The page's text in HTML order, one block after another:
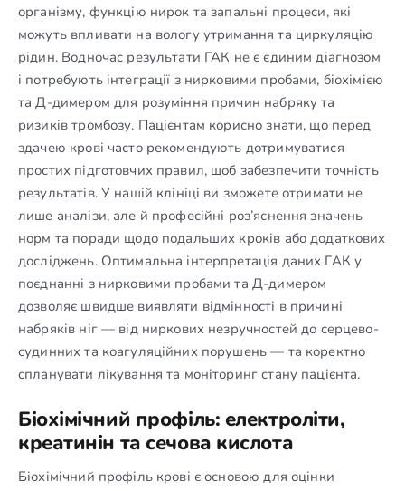
організму, функцію нирок та запальні процеси, які
можуть впливати на вологу утримання та циркуляцію
рідин. Водночас результати ГАК не є єдиним діагнозом
і потребують інтеграції з нирковими пробами, біохімією
та Д-димером для розуміння причин набряку та
ризиків тромбозу. Пацієнтам корисно знати, що перед
здачею крові часто рекомендують дотримуватися
простих підготовчих правил, щоб забезпечити точність
результатів. У нашій клініці ви зможете отримати не
лише аналізи, але й професійні роз’яснення значень
норм та поради щодо подальших кроків або додаткових
досліджень. Оптимальна інтерпретація даних ГАК у
поєднанні з нирковими пробами та Д-димером
дозволяє швидше виявляти відмінності в причині
набряків ніг — від ниркових незручностей до серцево-
судинних та коагуляційних порушень — та коректно
спланувати лікування та моніторинг стану пацієнта.
Біохімічний профіль: електроліти,
креатинін та сечова кислота
Біохімічний профіль крові є основою для оцінки